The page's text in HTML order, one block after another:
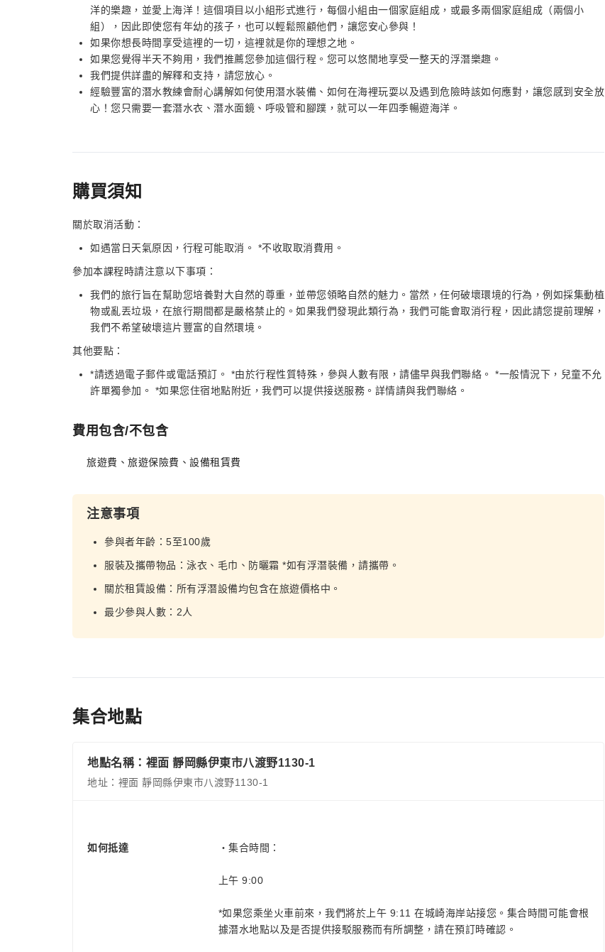
洋的樂趣，並愛上海洋！這個項目以小組形式進行，每個小組由一個家庭組成，或最多兩個家庭組成（兩個小
組），因此即使您有年幼的孩子，也可以輕鬆照顧他們，讓您安心參與！
如果你想長時間享受這裡的一切，這裡就是你的理想之地。
如果您覺得半天不夠用，我們推薦您參加這個行程。您可以悠閒地享受一整天的浮潛樂趣。
我們提供詳盡的解釋和支持，請您放心。
經驗豐富的潛水教練會耐心講解如何使用潛水裝備、如何在海裡玩耍以及遇到危險時該如何應對，讓您感到安全放
心！您只需要一套潛水衣、潛水面鏡、呼吸管和腳蹼，就可以一年四季暢遊海洋。
購買須知
關於取消活動：
如遇當日天氣原因，行程可能取消。 *不收取取消費用。
參加本課程時請注意以下事項：
我們的旅行旨在幫助您培養對大自然的尊重，並帶您領略自然的魅力。當然，任何破壞環境的行為，例如採集動植
物或亂丟垃圾，在旅行期間都是嚴格禁止的。如果我們發現此類行為，我們可能會取消行程，因此請您提前理解，
我們不希望破壞這片豐富的自然環境。
其他要點：
*請透過電子郵件或電話預訂。 *由於行程性質特殊，參與人數有限，請儘早與我們聯絡。 *一般情況下，兒童不允
許單獨參加。 *如果您住宿地點附近，我們可以提供接送服務。詳情請與我們聯絡。
費用包含/不包含
旅遊費、旅遊保險費、設備租賃費
注意事項
參與者年齡：5至100歲
服裝及攜帶物品：泳衣、毛巾、防曬霜 *如有浮潛裝備，請攜帶。
關於租賃設備：所有浮潛設備均包含在旅遊價格中。
最少參與人數：2人
集合地點
地點名稱：裡面 靜岡縣伊東市八渡野1130-1
地址：裡面 靜岡縣伊東市八渡野1130-1
如何抵達 ・集合時間：
上午 9:00
*如果您乘坐火車前來，我們將於上午 9:11 在城崎海岸站接您。集合時間可能會根
據潛水地點以及是否提供接駁服務而有所調整，請在預訂時確認。